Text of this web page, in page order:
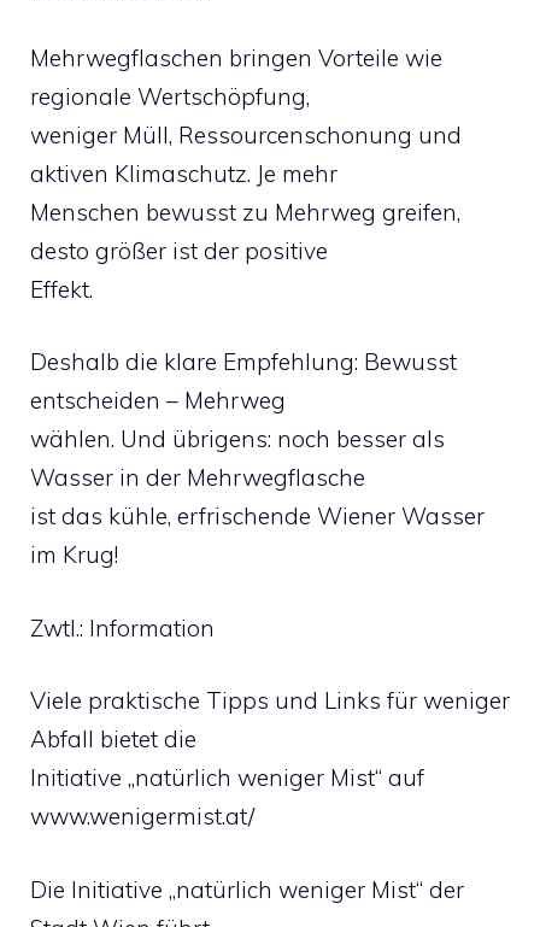
Mehrwegflaschen bringen Vorteile wie
regionale Wertschöpfung,
weniger Müll, Ressourcenschonung und
aktiven Klimaschutz. Je mehr
Menschen bewusst zu Mehrweg greifen,
desto größer ist der positive
Effekt.
Deshalb die klare Empfehlung: Bewusst
entscheiden – Mehrweg
wählen. Und übrigens: noch besser als
Wasser in der Mehrwegflasche
ist das kühle, erfrischende Wiener Wasser
im Krug!
Zwtl.: Information
Viele praktische Tipps und Links für weniger
Abfall bietet die
Initiative „natürlich weniger Mist“ auf
www.wenigermist.at/
Die Initiative „natürlich weniger Mist“ der